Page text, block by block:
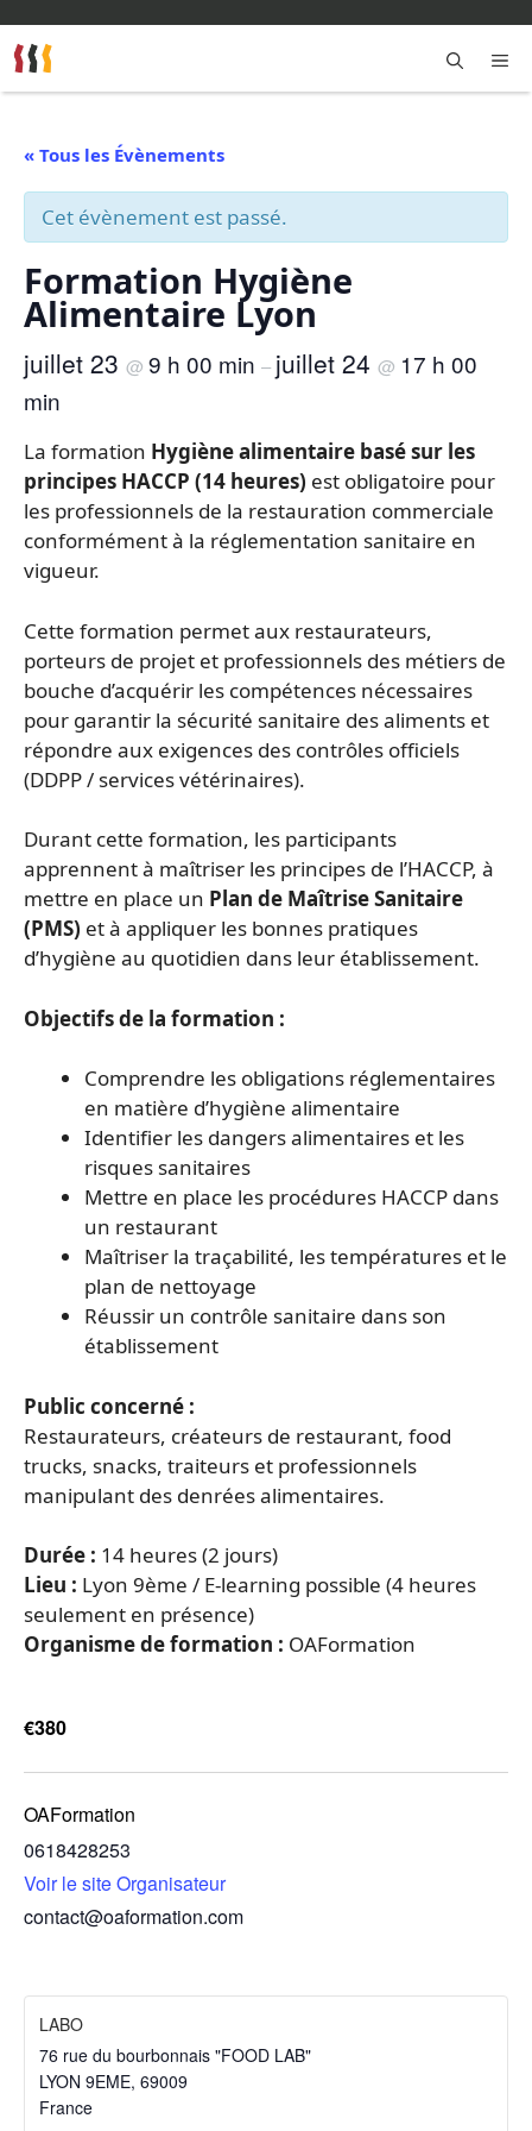
au
contenu
« Tous les Évènements
Cet évènement est passé.
Formation Hygiène
Alimentaire Lyon
juillet 23 @ 9 h 00 min – juillet 24 @ 17 h 00
min
La formation Hygiène alimentaire basé sur les
principes HACCP (14 heures) est obligatoire pour
les professionnels de la restauration commerciale
conformément à la réglementation sanitaire en
vigueur.
Cette formation permet aux restaurateurs,
porteurs de projet et professionnels des métiers de
bouche d’acquérir les compétences nécessaires
pour garantir la sécurité sanitaire des aliments et
répondre aux exigences des contrôles officiels
(DDPP / services vétérinaires).
Durant cette formation, les participants
apprennent à maîtriser les principes de l’HACCP, à
mettre en place un Plan de Maîtrise Sanitaire
(PMS) et à appliquer les bonnes pratiques
d’hygiène au quotidien dans leur établissement.
Objectifs de la formation :
Comprendre les obligations réglementaires
en matière d’hygiène alimentaire
Identifier les dangers alimentaires et les
risques sanitaires
Mettre en place les procédures HACCP dans
un restaurant
Maîtriser la traçabilité, les températures et le
plan de nettoyage
Réussir un contrôle sanitaire dans son
établissement
Public concerné :
Restaurateurs, créateurs de restaurant, food
trucks, snacks, traiteurs et professionnels
manipulant des denrées alimentaires.
Durée : 14 heures (2 jours)
Lieu : Lyon 9ème / E-learning possible (4 heures
seulement en présence)
Organisme de formation : OAFormation
€380
OAFormation
0618428253
Voir le site Organisateur
contact@oaformation.com
LABO
76 rue du bourbonnais "FOOD LAB"
LYON 9EME, 69009
France